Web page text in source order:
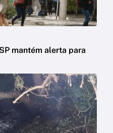
mantém alerta para